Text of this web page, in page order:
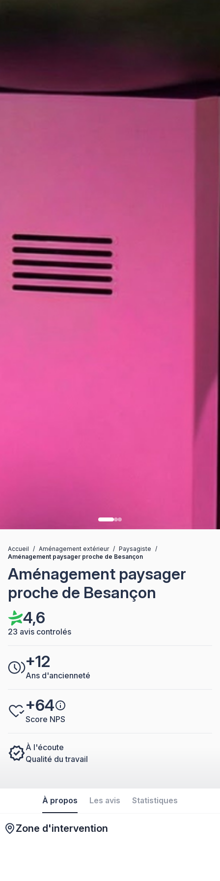
Accueil / Aménagement extérieur / Paysagiste /
Aménagement paysager proche de Besançon
Aménagement paysager
proche de Besançon
4,6
23 avis controlés
+12
Ans d'ancienneté
+64
Score NPS
À l'écoute
Qualité du travail
À propos Les avis Statistiques
Zone d'intervention